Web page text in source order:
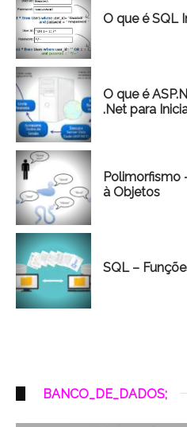
O que é SQL
O que é
.Net para
Polimorfismo
à Objetos
SQL –
BANCO_DE_DADOS;